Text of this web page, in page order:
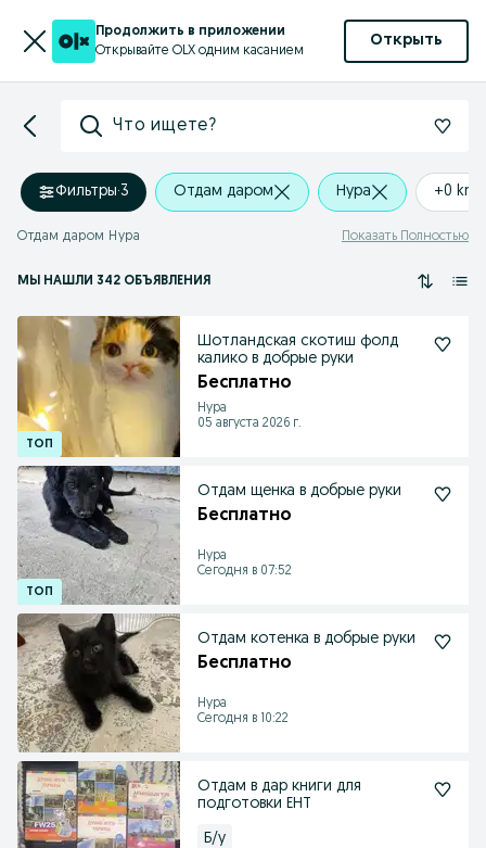
Продолжить в приложении
Открывайте OLX одним касанием
Открыть
Что ищете?
Фильтры·3 Отдам даром Нура +0 km
Отдам даром Нура Показать Полностью
МЫ НАШЛИ 342 ОБЪЯВЛЕНИЯ
Шотландская скотиш фолд
калико в добрые руки
Бесплатно
Нура
05 августа 2026 г.
Отдам щенка в добрые руки
Бесплатно
Нура
Сегодня в 07:52
Отдам котенка в добрые руки
Бесплатно
Нура
Сегодня в 10:22
Отдам в дар книги для
подготовки ЕНТ
Б/у